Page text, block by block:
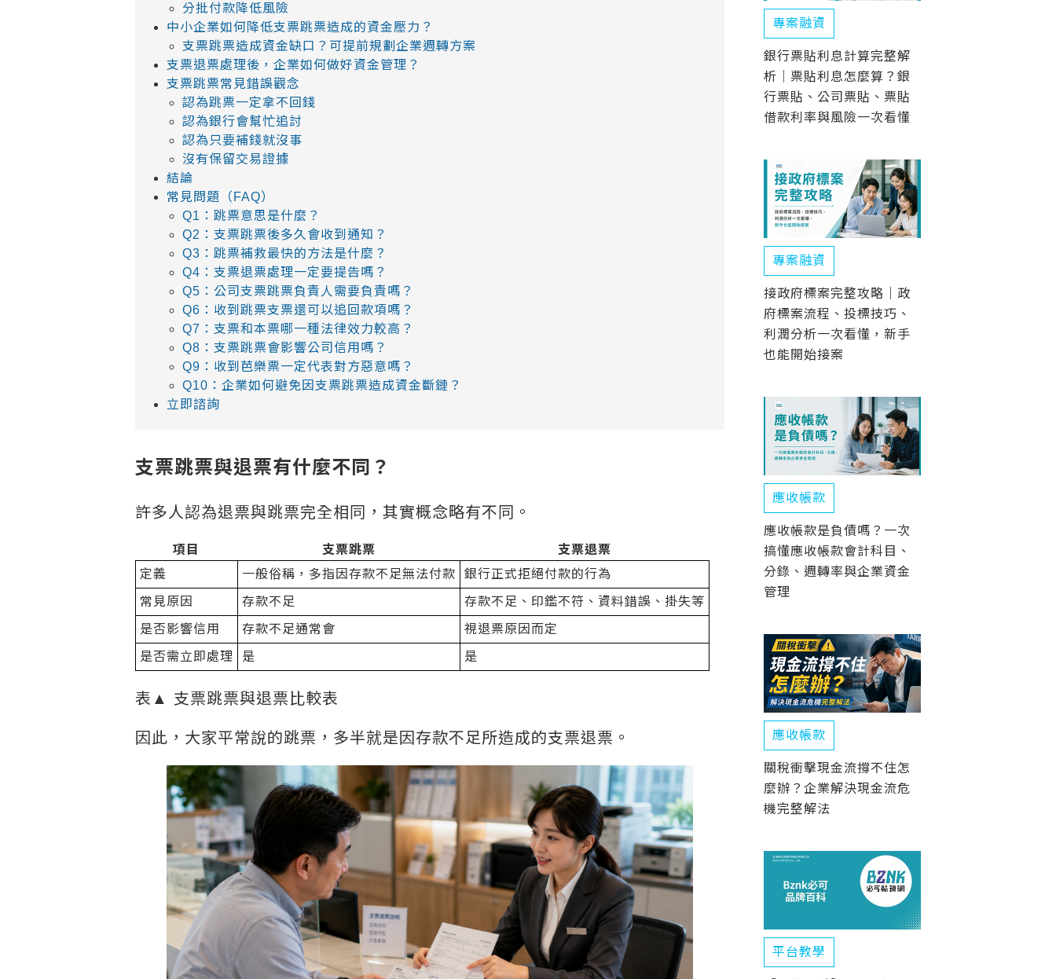
分批付款降低風險
中小企業如何降低支票跳票造成的資金壓力？
支票跳票造成資金缺口？可提前規劃企業週轉方案
支票退票處理後，企業如何做好資金管理？
支票跳票常見錯誤觀念
認為跳票一定拿不回錢
認為銀行會幫忙追討
認為只要補錢就沒事
沒有保留交易證據
結論
常見問題（FAQ）
Q1：跳票意思是什麼？
Q2：支票跳票後多久會收到通知？
Q3：跳票補救最快的方法是什麼？
Q4：支票退票處理一定要提告嗎？
Q5：公司支票跳票負責人需要負責嗎？
Q6：收到跳票支票還可以追回款項嗎？
Q7：支票和本票哪一種法律效力較高？
Q8：支票跳票會影響公司信用嗎？
Q9：收到芭樂票一定代表對方惡意嗎？
Q10：企業如何避免因支票跳票造成資金斷鏈？
立即諮詢
支票跳票與退票有什麼不同？
許多人認為退票與跳票完全相同，其實概念略有不同。
項目 支票跳票
支票退票
定義
一般俗稱，多指因存款不足無法付款 銀行正式拒絕付款的行為
常見原因 存款不足 存款不足、印鑑不符、資料錯誤、掛失等
是否影響信用 存款不足通常會 視退票原因而定
是否需立即處理 是 是
表▲ 支票跳票與退票比較表
因此，大家平常說的跳票，多半就是因存款不足所造成的支票退票。
專案融資
銀行票貼利息計算完整解
析｜票貼利息怎麼算？銀
行票貼、公司票貼、票貼
借款利率與風險一次看懂
專案融資
接政府標案完整攻略｜政
府標案流程、投標技巧、
利潤分析一次看懂，新手
也能開始接案
應收帳款
應收帳款是負債嗎？一次
搞懂應收帳款會計科目、
分錄、週轉率與企業資金
管理
應收帳款
關稅衝擊現金流撐不住怎
麼辦？企業解決現金流危
機完整解法
平台教學